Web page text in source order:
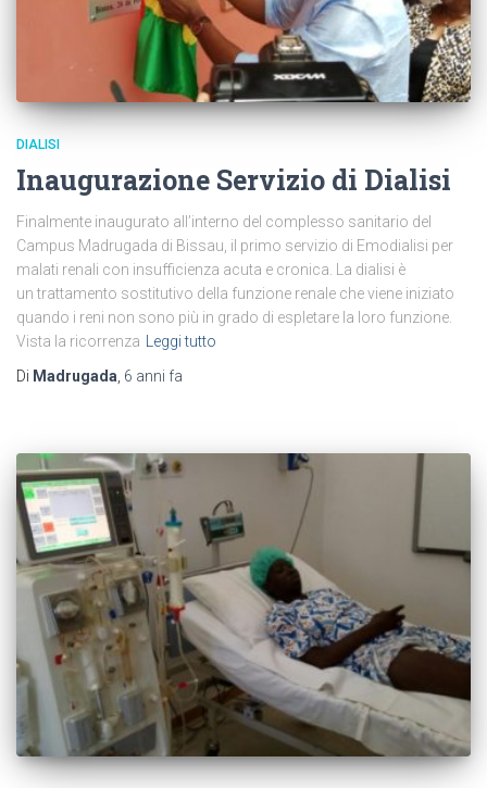
DIALISI
Inaugurazione Servizio di Dialisi
Finalmente inaugurato all’interno del complesso sanitario del
Campus Madrugada di Bissau, il primo servizio di Emodialisi per
malati renali con insufficienza acuta e cronica. La dialisi è
un trattamento sostitutivo della funzione renale che viene iniziato
quando i reni non sono più in grado di espletare la loro funzione.
Vista la ricorrenza Leggi tutto
Di Madrugada, 6 anni fa